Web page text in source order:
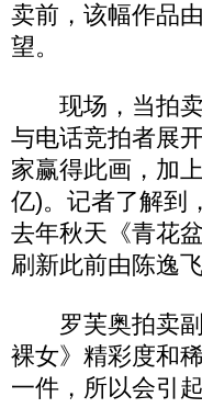
卖前，该幅作品
望。
现场，当拍卖
与电话竞拍者展
家赢得此画，加
亿)。记者了解到
去年秋天《青花
刷新此前由陈逸
罗芙奥拍卖副
裸女》精彩度和
一件，所以会引